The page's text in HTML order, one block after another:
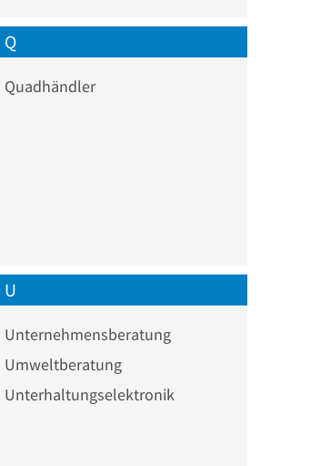
Q
Quadhändler
U
Unternehmensberatung
Umweltberatung
Unterhaltungselektronik